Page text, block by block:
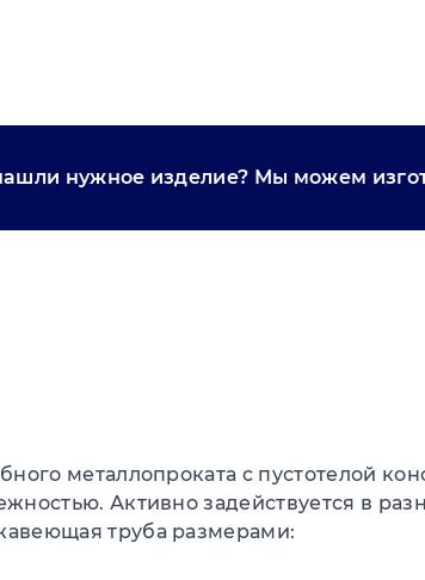
нужное изделие? Мы можем
металлопроката с пустотелой
Активно задействуется в
труба размерами: